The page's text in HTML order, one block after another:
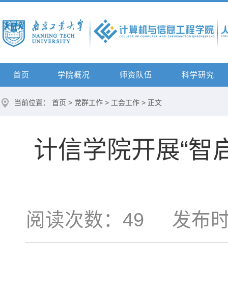
首页 学院概况 师资队伍 科学研究
当前位置： 首页 > 党群工作 > 工会工作 > 正文
计信学院开展“智
阅读次数： 49 发布时